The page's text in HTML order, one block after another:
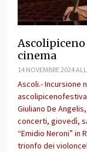
Ascolipiceno
cinema
14 NOVEMBRE 2024
Ascoli.- Incursione
Giuliano De
concerti, giovedì,
“Emidio Neroni” in
trionfo dei